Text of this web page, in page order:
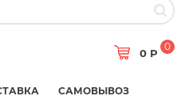
0 Р
0
САМОВЫВОЗ